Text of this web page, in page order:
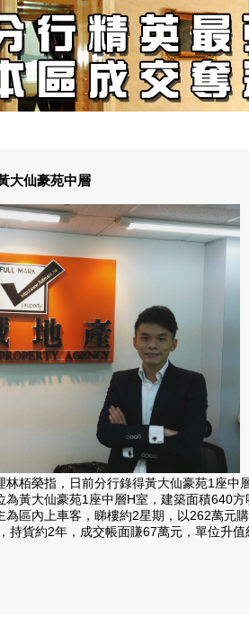
大仙豪苑中層
榮指，日前分行錄得黃大仙豪苑1座中
大仙豪苑1座中層H室，建築面積640方
內上車客，睇樓約2星期，以262萬元購
持貨約2年，成交帳面賺67萬元，單位升值